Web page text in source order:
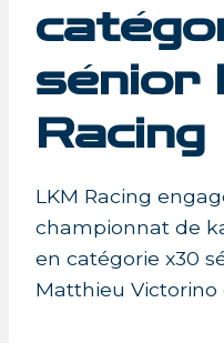
sénior
Racing
LKM Racing
championnat de
en catégorie x30
Matthieu Victorino